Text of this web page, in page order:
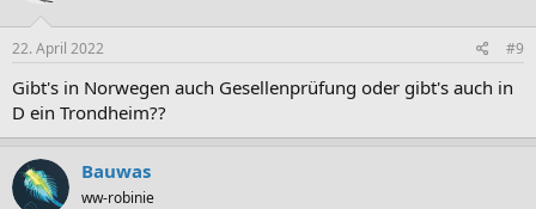
22. April 2022 #9
Gibt's in Norwegen auch Gesellenprüfung oder gibt's auch in
D ein Trondheim??
Bauwas
ww-robinie